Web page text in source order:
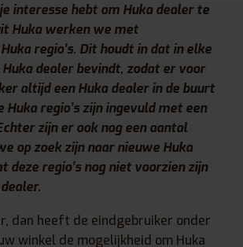
interesse hebt om Huka dealer te
Huka werken we met
regio’s. Dit houdt in dat in elke
Huka dealer bevindt, zodat er voor
altijd een Huka dealer in de buurt
Huka regio’s zijn ingevuld met een
zijn er ook nog een aantal
op zoek zijn naar nieuwe Huka
deze regio’s nog niet voorzien zijn
dan heeft de eindgebruiker onder
winkel de mogelijkheid om Huka